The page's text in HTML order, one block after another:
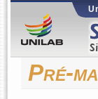
Pré-